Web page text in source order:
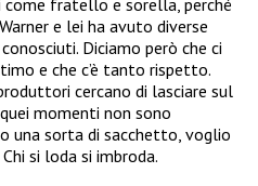
e lei ha avuto diverse
Diciamo però che ci
e che c’è tanto rispetto.
cercano di lasciare sul
momenti non sono
una sorta di sacchetto, voglio
si loda si imbroda.